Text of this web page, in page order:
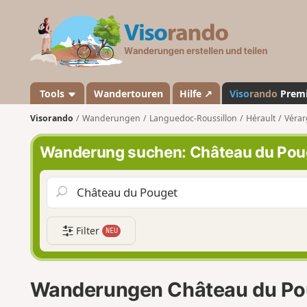
a
n
d
o
Tools Wandertouren Hilfe ↗ Visorando
Visorando Wanderungen Languedoc-Roussillon Hérault
Wanderung suchen: Château du
Filter NEU
Wanderungen Château du